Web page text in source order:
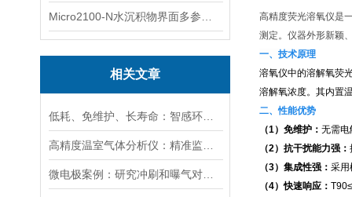
相关文章
高精度荧光溶氧仪是
测定。仪器外形新颖
一、技术原理
溶氧仪中的溶解氧荧
溶解氧浓度。其内置
二、性能优势
（1）免维护： 无需电
（2）抗干扰能力强：
（3）集成性强： 采用
（4）快速响应：